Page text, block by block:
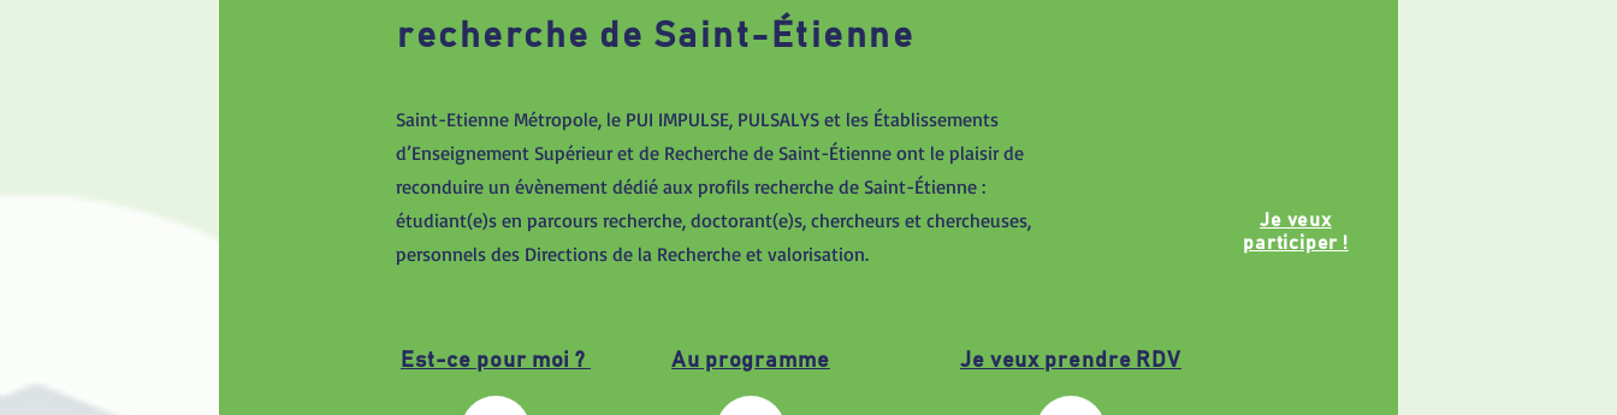
recherche de Saint-Étienne
Saint-Etienne Métropole, le PUI IMPULSE, PULSALYS et les Établissements
d’Enseignement Supérieur et de Recherche de Saint-Étienne ont le plaisir de
reconduire un évènement dédié aux profils recherche de Saint-Étienne :
étudiant(e)s en parcours recherche, doctorant(e)s, chercheurs et chercheuses,
personnels des Directions de la Recherche et valorisation.
Je veux
participer !
Est-ce pour moi ? Au programme Je veux prendre RDV